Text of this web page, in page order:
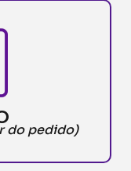
do pedido)